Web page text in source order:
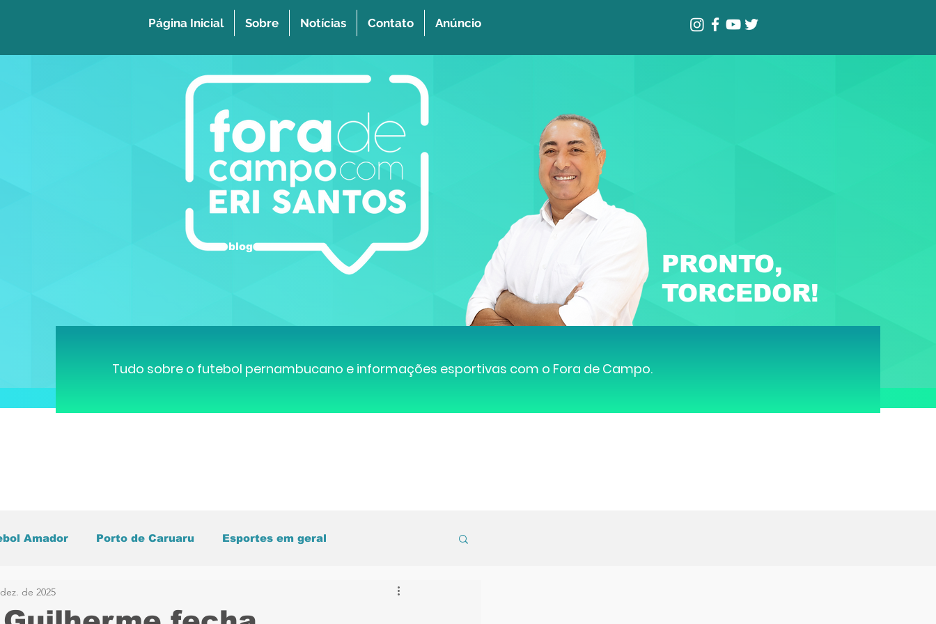
Página Inicial Sobre Notícias Contato Anúncio
PRONTO,
TORCEDOR!
blog
Tudo sobre o futebol pernambucano e informações esportivas com o Fora de Campo.
Amador Porto de Caruaru Esportes em geral
do Mundo Central de Caruaru
de 2025